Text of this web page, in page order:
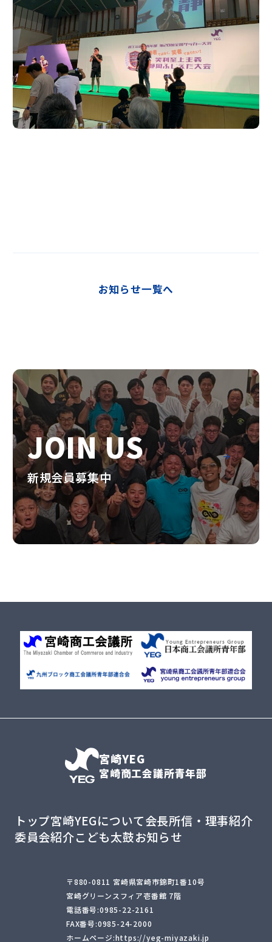
お知らせ一覧へ
JOIN US
新規会員募集中
宮崎YEG
宮崎商工会議所青年部
トップ宮崎YEGについて会長所信・理事紹介
委員会紹介こども太鼓お知らせ
〒880-0811 宮崎県宮崎市錦町1番10号
宮崎グリーンスフィア壱番館 7階
電話番号:0985-22-2161
FAX番号:0985-24-2000
ホームページ:https://yeg-miyazaki.jp